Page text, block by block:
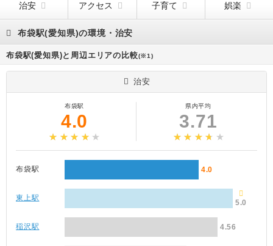
治安 アクセス 子育て 娯楽
布袋駅(愛知県)の環境・治安
布袋駅(愛知県)と周辺エリアの比較(※1)
治安
布袋駅
4.0
県内平均
3.71
布袋駅 4.0
東上駅
5.0
稲沢駅 4.56